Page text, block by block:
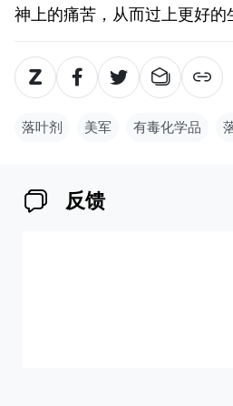
神上的痛苦，从而过上更好
落叶剂 美军 有毒化学品
反馈